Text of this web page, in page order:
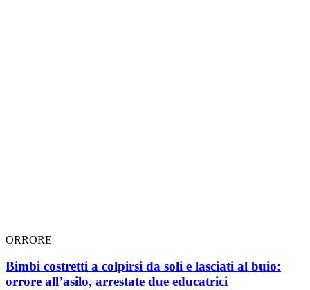
ORRORE
Bimbi costretti a colpirsi da soli e lasciati al buio:
orrore all’asilo, arrestate due educatrici